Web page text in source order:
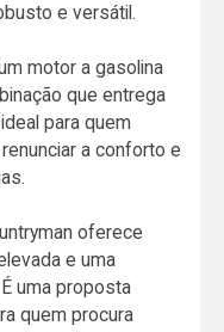
e versátil.
motor a gasolina
que entrega
para quem
a conforto e
oferece
e uma
uma proposta
quem procura